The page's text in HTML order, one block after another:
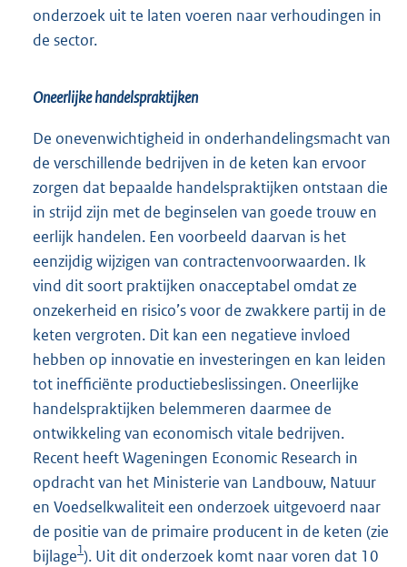
onderzoek uit te laten voeren naar verhoudingen in
de sector.
Oneerlijke handelspraktijken
De onevenwichtigheid in onderhandelingsmacht van
de verschillende bedrijven in de keten kan ervoor
zorgen dat bepaalde handelspraktijken ontstaan die
in strijd zijn met de beginselen van goede trouw en
eerlijk handelen. Een voorbeeld daarvan is het
eenzijdig wijzigen van contractenvoorwaarden. Ik
vind dit soort praktijken onacceptabel omdat ze
onzekerheid en risico’s voor de zwakkere partij in de
keten vergroten. Dit kan een negatieve invloed
hebben op innovatie en investeringen en kan leiden
tot inefficiënte productiebeslissingen. Oneerlijke
handelspraktijken belemmeren daarmee de
ontwikkeling van economisch vitale bedrijven.
Recent heeft Wageningen Economic Research in
opdracht van het Ministerie van Landbouw, Natuur
en Voedselkwaliteit een onderzoek uitgevoerd naar
de positie van de primaire producent in de keten (zie
bijlage1). Uit dit onderzoek komt naar voren dat 10